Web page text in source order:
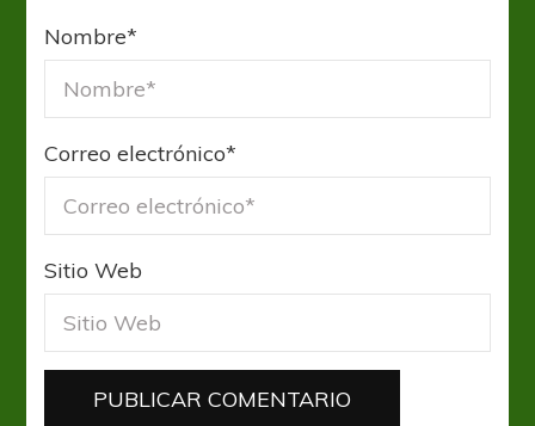
Nombre*
Correo electrónico*
Sitio Web